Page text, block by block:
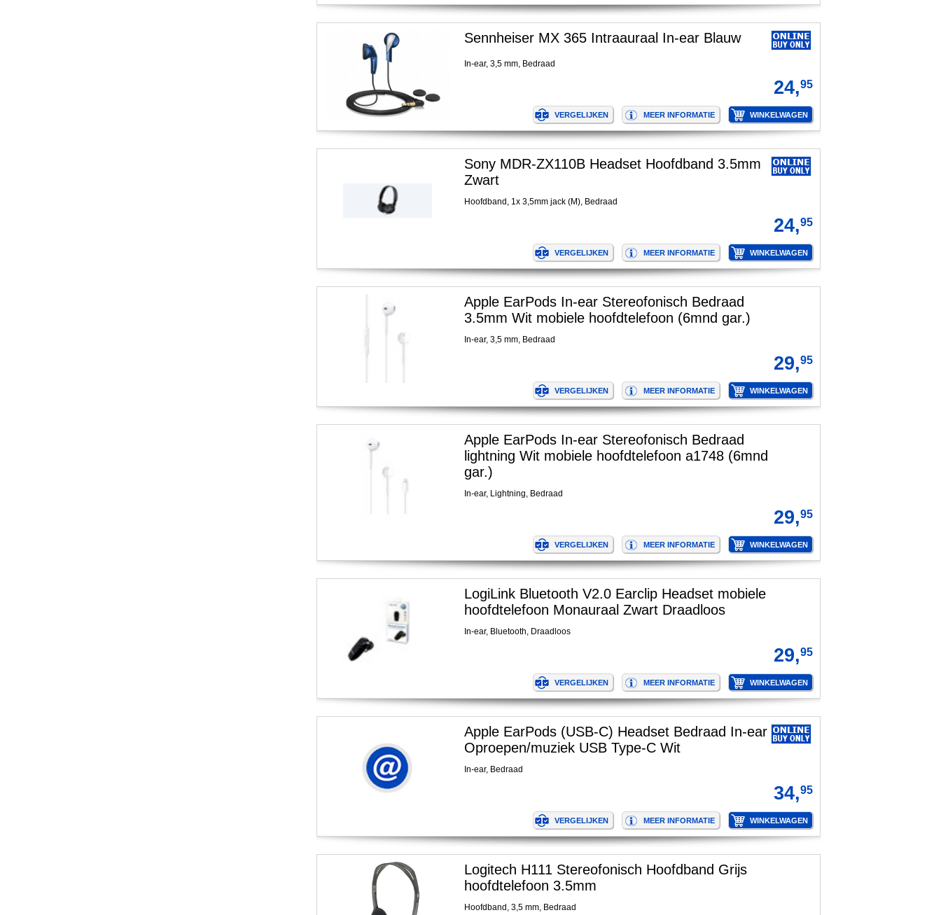
Sennheiser MX 365 Intraauraal In-ear Blauw
In-ear, 3,5 mm, Bedraad
24,95
Sony MDR-ZX110B Headset Hoofdband 3.5mm
Zwart
Hoofdband, 1x 3,5mm jack (M), Bedraad
24,95
Apple EarPods In-ear Stereofonisch Bedraad
3.5mm Wit mobiele hoofdtelefoon (6mnd gar.)
In-ear, 3,5 mm, Bedraad
29,95
Apple EarPods In-ear Stereofonisch Bedraad
lightning Wit mobiele hoofdtelefoon a1748 (6mnd
gar.)
In-ear, Lightning, Bedraad
29,95
LogiLink Bluetooth V2.0 Earclip Headset mobiele
hoofdtelefoon Monauraal Zwart Draadloos
In-ear, Bluetooth, Draadloos
29,95
Apple EarPods (USB-C) Headset Bedraad In-ear
Oproepen/muziek USB Type-C Wit
In-ear, Bedraad
34,95
Logitech H111 Stereofonisch Hoofdband Grijs
hoofdtelefoon 3.5mm
Hoofdband, 3,5 mm, Bedraad